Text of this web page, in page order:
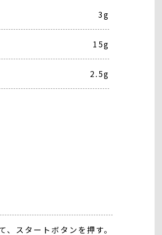
3g
15g
2.5g
スタートボタンを押す。